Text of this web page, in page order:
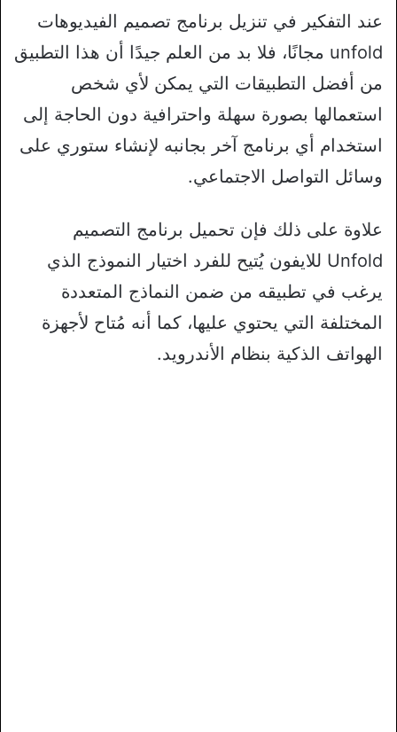
عند التفكير في تنزيل برنامج تصميم الفيديوهات
unfold مجانًا، فلا بد من العلم جيدًا أن هذا التطبيق
من أفضل التطبيقات التي يمكن لأي شخص
استعمالها بصورة سهلة واحترافية دون الحاجة إلى
استخدام أي برنامج آخر بجانبه لإنشاء ستوري على
وسائل التواصل الاجتماعي.
علاوة على ذلك فإن تحميل برنامج التصميم
Unfold للايفون يُتيح للفرد اختيار النموذج الذي
يرغب في تطبيقه من ضمن النماذج المتعددة
المختلفة التي يحتوي عليها، كما أنه مُتاح لأجهزة
الهواتف الذكية بنظام الأندرويد.